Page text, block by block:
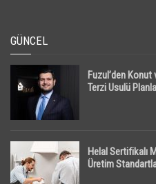
GÜNCEL
Fuzul’den Konut
Terzi Usulü
Helal Sertifikalı
Üretim